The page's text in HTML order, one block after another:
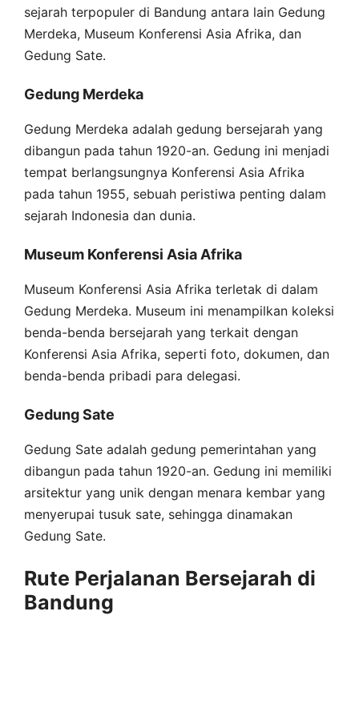
sejarah terpopuler di Bandung antara lain Gedung
Merdeka, Museum Konferensi Asia Afrika, dan
Gedung Sate.
Gedung Merdeka
Gedung Merdeka adalah gedung bersejarah yang
dibangun pada tahun 1920-an. Gedung ini menjadi
tempat berlangsungnya Konferensi Asia Afrika
pada tahun 1955, sebuah peristiwa penting dalam
sejarah Indonesia dan dunia.
Museum Konferensi Asia Afrika
Museum Konferensi Asia Afrika terletak di dalam
Gedung Merdeka. Museum ini menampilkan koleksi
benda-benda bersejarah yang terkait dengan
Konferensi Asia Afrika, seperti foto, dokumen, dan
benda-benda pribadi para delegasi.
Gedung Sate
Gedung Sate adalah gedung pemerintahan yang
dibangun pada tahun 1920-an. Gedung ini memiliki
arsitektur yang unik dengan menara kembar yang
menyerupai tusuk sate, sehingga dinamakan
Gedung Sate.
Rute Perjalanan Bersejarah di
Bandung